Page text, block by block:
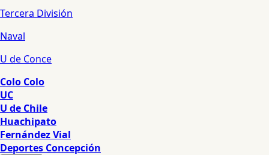
Tercera División
Naval
U de Conce
Colo Colo
UC
U de Chile
Huachipato
Fernández Vial
Deportes Concepción